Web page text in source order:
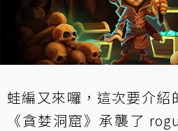
蛙編又來囉，這次要介紹
《貪婪洞窟》承襲了